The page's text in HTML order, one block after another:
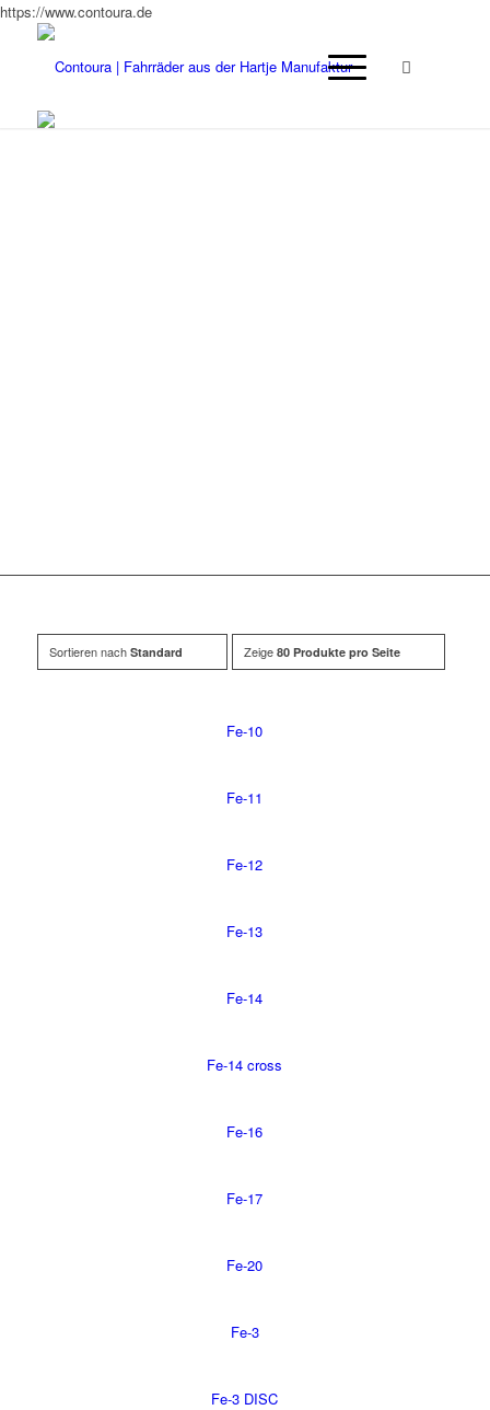
https://www.contoura.de
Sortieren nach Standard Zeige 80 Produkte pro Seite
Fe-10
Fe-11
Fe-12
Fe-13
Fe-14
Fe-14 cross
Fe-16
Fe-17
Fe-20
Fe-3
Fe-3 DISC